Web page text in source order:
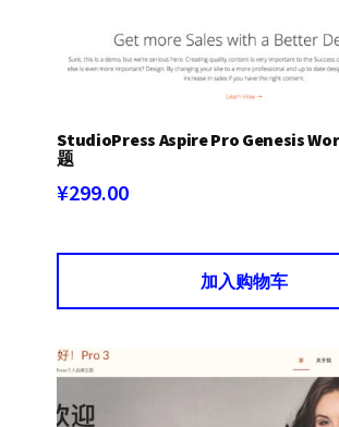
StudioPress Aspire Pro Genesis
题
¥299.00
加入购物车